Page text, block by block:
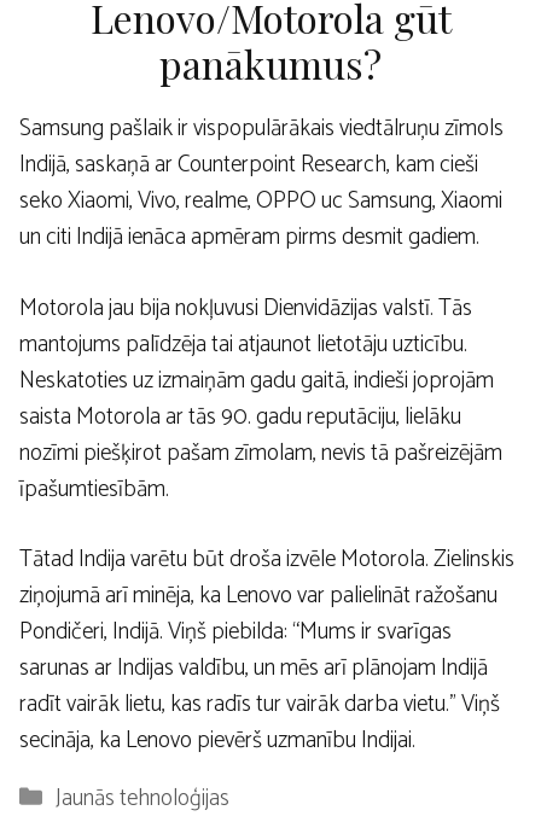
Lenovo/Motorola gūt
panākumus?
Samsung pašlaik ir vispopulārākais viedtālruņu zīmols
Indijā, saskaņā ar Counterpoint Research, kam cieši
seko Xiaomi, Vivo, realme, OPPO uc Samsung, Xiaomi
un citi Indijā ienāca apmēram pirms desmit gadiem.
Motorola jau bija nokļuvusi Dienvidāzijas valstī. Tās
mantojums palīdzēja tai atjaunot lietotāju uzticību.
Neskatoties uz izmaiņām gadu gaitā, indieši joprojām
saista Motorola ar tās 90. gadu reputāciju, lielāku
nozīmi piešķirot pašam zīmolam, nevis tā pašreizējām
īpašumtiesībām.
Tātad Indija varētu būt droša izvēle Motorola. Zielinskis
ziņojumā arī minēja, ka Lenovo var palielināt ražošanu
Pondičeri, Indijā. Viņš piebilda: “Mums ir svarīgas
sarunas ar Indijas valdību, un mēs arī plānojam Indijā
radīt vairāk lietu, kas radīs tur vairāk darba vietu.” Viņš
secināja, ka Lenovo pievērš uzmanību Indijai.
Kategorijas
Jaunās tehnoloģijas